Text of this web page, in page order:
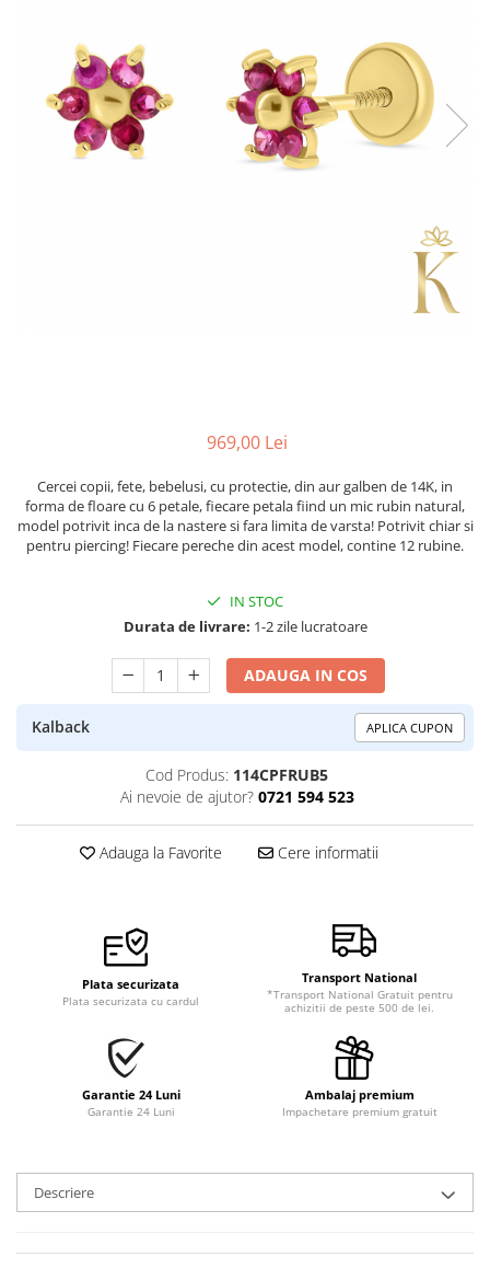
969,00 Lei
Cercei copii, fete, bebelusi, cu protectie, din aur galben de 14K, in
forma de floare cu 6 petale, fiecare petala fiind un mic rubin natural,
model potrivit inca de la nastere si fara limita de varsta! Potrivit chiar si
pentru piercing! Fiecare pereche din acest model, contine 12 rubine.
IN STOC
Durata de livrare: 1-2 zile lucratoare
ADAUGA IN COS
Kalback APLICA CUPON
Cod Produs: 114CPFRUB5
Ai nevoie de ajutor? 0721 594 523
Adauga la Favorite Cere informatii
Plata securizata
Plata securizata cu cardul
Transport National
*Transport National Gratuit pentru
achizitii de peste 500 de lei.
Garantie 24 Luni
Garantie 24 Luni
Ambalaj premium
Impachetare premium gratuit
Descriere